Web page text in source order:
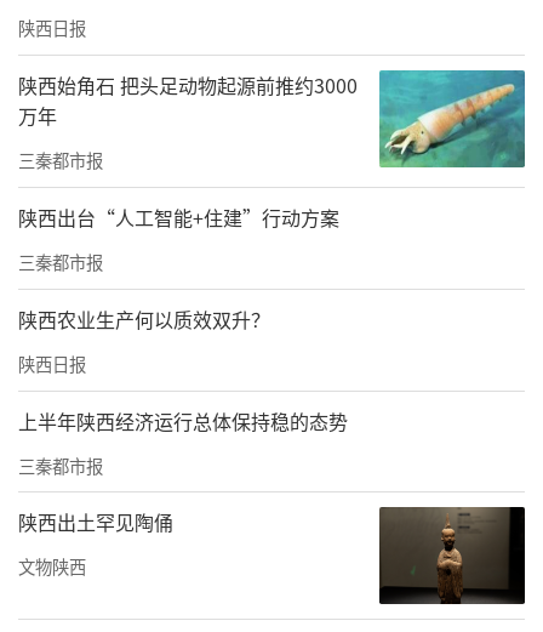
本次待兑换残币损毁程度较重，票面剥离、真
伪核验、清点核算难度较大。为最大限度保障
客户财产权益，分行金库及清分中心抽调业务
骨干开展专项清点工作。工作人员严格按照残
损币兑换标准，对残币逐张甄别、细致剥离，
逐项核验防伪特征，精准核算可兑换金额，严
陕西日报
陕西始角石 把头足动物起源前推约3000
万年
三秦都市报
陕西出台“人工智能+住建”行动方案
三秦都市报
陕西农业生产何以质效双升？
陕西日报
上半年陕西经济运行总体保持稳的态势
三秦都市报
陕西出土罕见陶俑
文物陕西